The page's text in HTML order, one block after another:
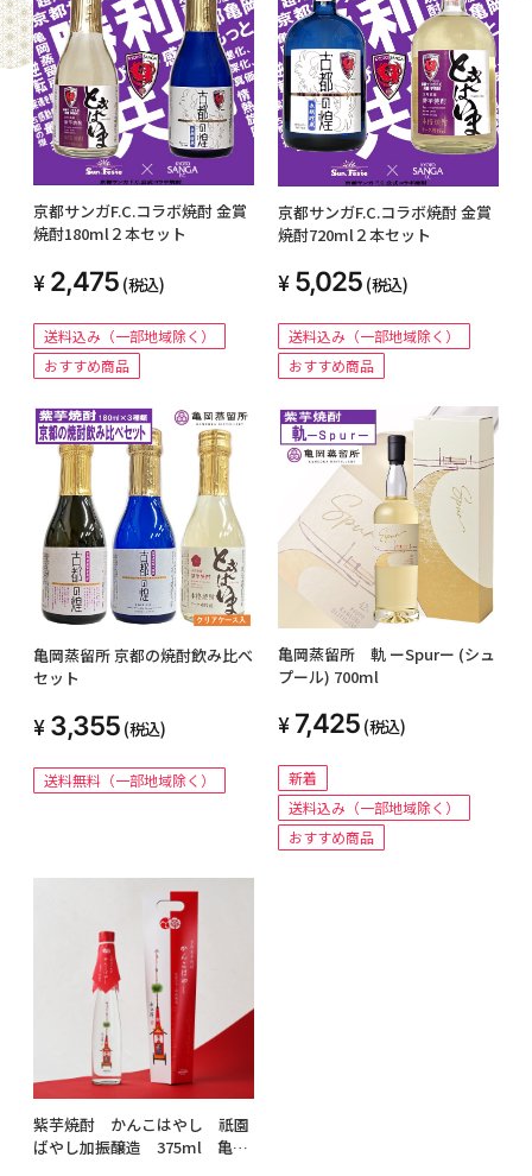
京都サンガF.C.コラボ焼酎 金賞
焼酎180ml２本セット
2,475 (税込)
送料込み（一部地域除く）
おすすめ商品
京都サンガF.C.コラボ焼酎 金賞
焼酎720ml２本セット
5,025 (税込)
送料込み（一部地域除く）
おすすめ商品
亀岡蒸留所 京都の焼酎飲み比べ
セット
3,355 (税込)
送料無料（一部地域除く）
亀岡蒸留所 軌 ーSpurー (シュ
プール) 700ml
7,425 (税込)
新着
送料込み（一部地域除く）
おすすめ商品
紫芋焼酎 かんこはやし 祇園
ばやし加振醸造 375ml 亀岡